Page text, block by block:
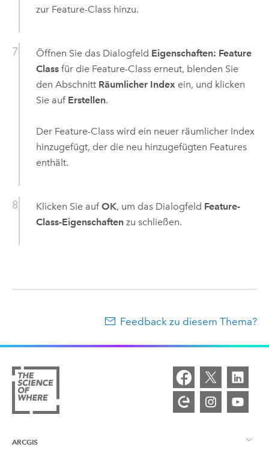
zur Feature-Class hinzu.
Öffnen Sie das Dialogfeld Eigenschaften: Feature
Classfür die Feature-Class erneut, blenden Sie
den Abschnitt Räumlicher Indexein, und klicken
Sie auf Erstellen.
Der Feature-Class wird ein neuer räumlicher Index
hinzugefügt, der die neu hinzugefügten Features
enthält.
Klicken Sie auf OK, um das Dialogfeld Feature-
Class-Eigenschaftenzu schließen.
Feedback zu diesem Thema?
ARCGIS